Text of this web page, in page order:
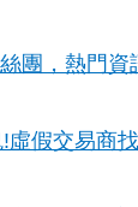
團，熱門資
虛假交易商